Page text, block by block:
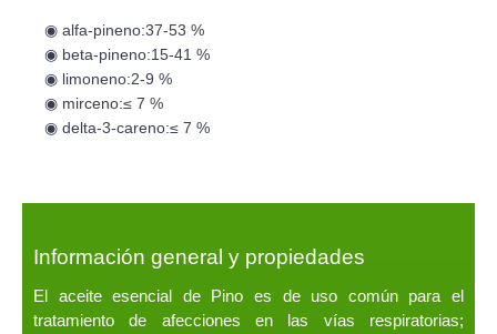
◉ alfa-pineno:37-53 %
◉ beta-pineno:15-41 %
◉ limoneno:2-9 %
◉ mirceno:≤ 7 %
◉ delta-3-careno:≤ 7 %
Información general y propiedades
El aceite esencial de Pino es de uso común para el
tratamiento de afecciones en las vías respiratorias;